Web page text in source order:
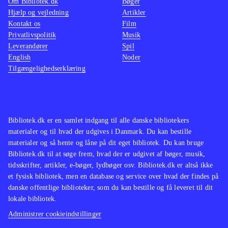
forskellige lyriske traditioner,
ligesom den sprogligt henter sit
ordforråd fra bl.a. religiøse og
medicinske sammenhænge.
Eksempler på arkaiserende sprogbrug
oplagte sammenlignelige værker.
Den tilstræbt formalistiske ramme
om digtsamlingens hovedafsnit - en
sonetkrans, men uden sonetternes
enderim! - tilføjer ikke digtene noget
egentligt betydningsindhold. En
vanskeligt tilgængelig samling uden
Bibliotek.dk er en samlet indgang til alle danske bibliotekers
materialer og til hvad der udgives i Danmark. Du kan bestille
materialer og så hente og låne på dit eget bibliotek. Du kan bruge
Bibliotek.dk til at søge frem, hvad der er udgivet af bøger, musik,
tidsskrifter, artikler, e-bøger, lydbøger osv. Bibliotek.dk er altså ikke
et fysisk bibliotek, men en database og service over hvad der findes på
danske offentlige biblioteker, som du kan bestille og få leveret til dit
lokale bibliotek.
Administrer cookieindstillinger
Hjælp og vejledning
Kontakt os
Privatlivspolitik
Leverandører
English
Tilgængelighedserklæring
Artikler
Film
Musik
Spil
Noder